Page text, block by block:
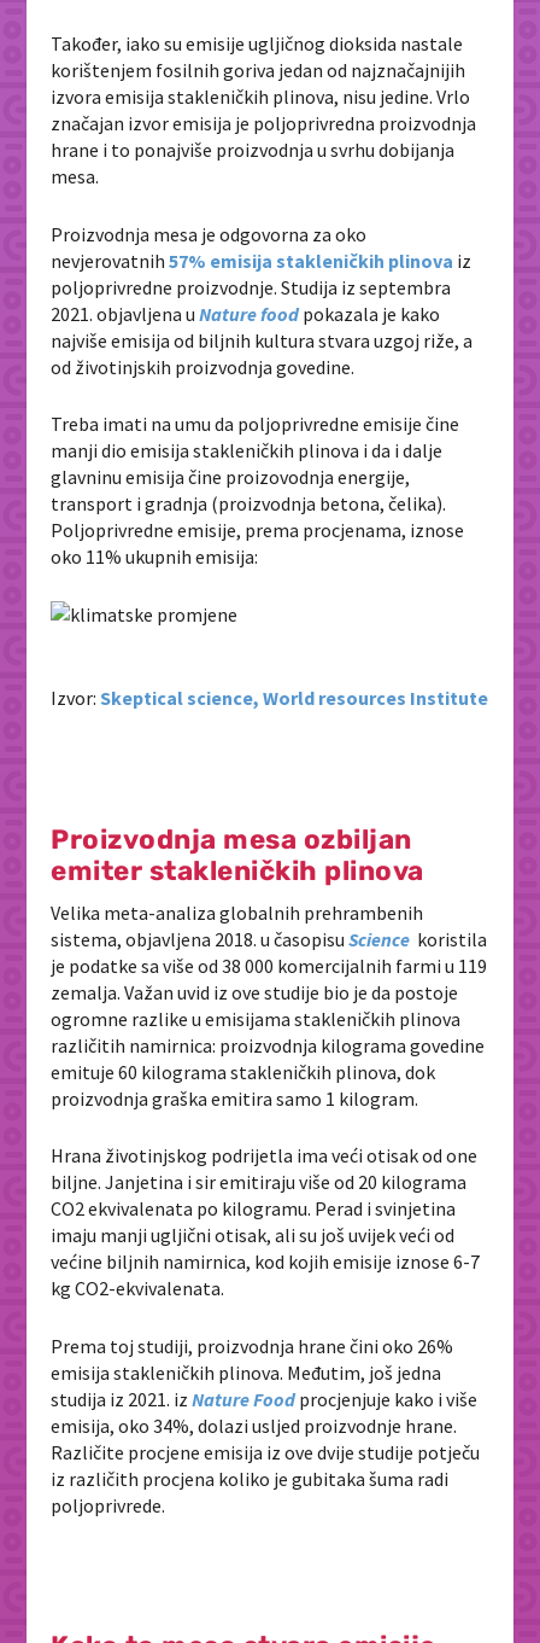
Također, iako su emisije ugljičnog dioksida nastale
korištenjem fosilnih goriva jedan od najznačajnijih
izvora emisija stakleničkih plinova, nisu jedine. Vrlo
značajan izvor emisija je poljoprivredna proizvodnja
hrane i to ponajviše proizvodnja u svrhu dobijanja
mesa.
Proizvodnja mesa je odgovorna za oko
nevjerovatnih57% emisija stakleničkih plinova iz
poljoprivredne proizvodnje. Studija iz septembra
2021. objavljena uNature foodpokazala je kako
najviše emisija od biljnih kultura stvara uzgoj riže, a
od životinjskih proizvodnja govedine.
Treba imati na umu da poljoprivredne emisije čine
manji dio emisija stakleničkih plinova i da i dalje
glavninu emisija čine proizovodnja energije,
transport i gradnja (proizvodnja betona, čelika).
Poljoprivredne emisije, prema procjenama, iznose
oko 11% ukupnih emisija:
Izvor:Skeptical science, World resources Institute
Proizvodnja mesa ozbiljan
emiter stakleničkih plinova
Velika meta-analiza globalnih prehrambenih
sistema, objavljena 2018. u časopisuScience koristila
je podatke sa više od 38 000 komercijalnih farmi u 119
zemalja. Važan uvid iz ove studije bio je da postoje
ogromne razlike u emisijama stakleničkih plinova
različitih namirnica: proizvodnja kilograma govedine
emituje 60 kilograma stakleničkih plinova, dok
proizvodnja graška emitira samo 1 kilogram.
Hrana životinjskog podrijetla ima veći otisak od one
biljne. Janjetina i sir emitiraju više od 20 kilograma
CO2 ekvivalenata po kilogramu. Perad i svinjetina
imaju manji ugljični otisak, ali su još uvijek veći od
većine biljnih namirnica, kod kojih emisije iznose 6-7
kg CO2-ekvivalenata.
Prema toj studiji, proizvodnja hrane čini oko 26%
emisija stakleničkih plinova. Međutim, još jedna
studija iz 2021. izNature Foodprocjenjuje kako i više
emisija, oko 34%, dolazi usljed proizvodnje hrane.
Različite procjene emisija iz ove dvije studije potječu
iz različith procjena koliko je gubitaka šuma radi
poljoprivrede.